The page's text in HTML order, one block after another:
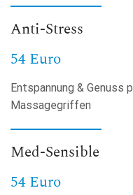
Anti-Stress
54 Euro
Entspannung & Genuss
Massagegriffen
Med-Sensible
54 Euro